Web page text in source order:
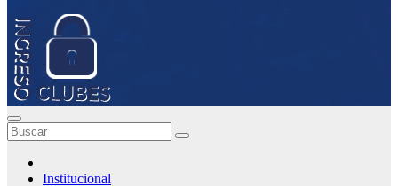
Institucional